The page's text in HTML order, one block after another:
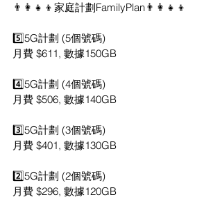
👨‍👩‍👧‍👦家庭計劃FamilyPlan👨‍👩‍👧‍👦
5️⃣5G計劃 (5個號碼)
月費 $611, 數據150GB
4️⃣5G計劃 (4個號碼)
月費 $506, 數據140GB
3️⃣5G計劃 (3個號碼)
月費 $401, 數據130GB
2️⃣5G計劃 (2個號碼)
月費 $296, 數據120GB